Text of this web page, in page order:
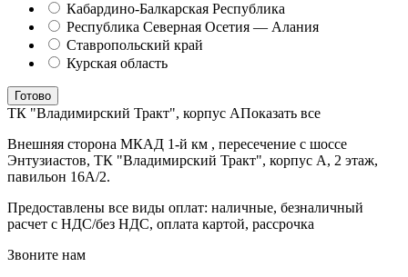
Кабардино-Балкарская Республика
Республика Северная Осетия — Алания
Ставропольский край
Курская область
Готово
ТК "Владимирский Тракт", корпус АПоказать все
Внешняя сторона МКАД 1-й км , пересечение с шоссе
Энтузиастов, ТК "Владимирский Тракт", корпус А, 2 этаж,
павильон 16А/2.
Предоставлены все виды оплат: наличные, безналичный
расчет с НДС/без НДС, оплата картой, рассрочка
Звоните нам